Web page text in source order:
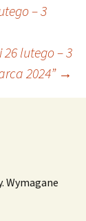
– 3
lutego – 3
2024” →
Wymagane